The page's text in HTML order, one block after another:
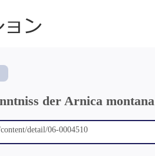
der Arnica montana